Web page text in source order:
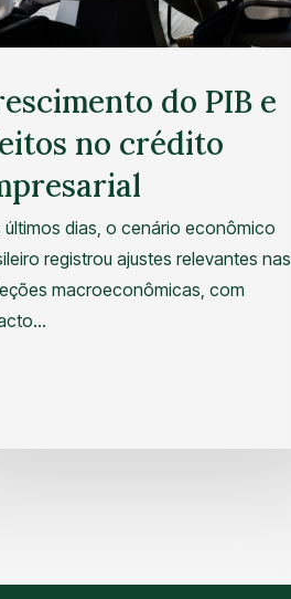
do PIB e
no crédito
últimos dias, o cenário econômico
registrou ajustes relevantes nas
macroeconômicas, com